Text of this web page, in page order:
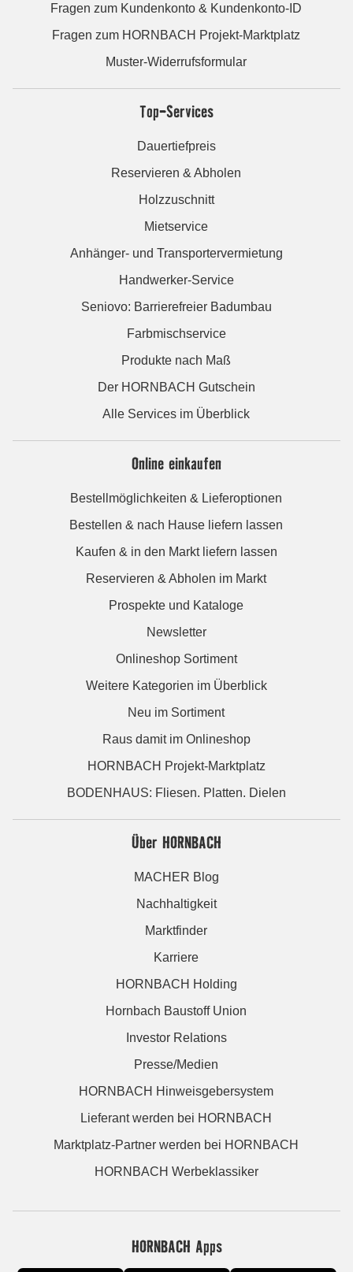
Fragen zum Kundenkonto & Kundenkonto-ID
Fragen zum HORNBACH Projekt-Marktplatz
Muster-Widerrufsformular
Top-Services
Dauertiefpreis
Reservieren & Abholen
Holzzuschnitt
Mietservice
Anhänger- und Transportervermietung
Handwerker-Service
Seniovo: Barrierefreier Badumbau
Farbmischservice
Produkte nach Maß
Der HORNBACH Gutschein
Alle Services im Überblick
Online einkaufen
Bestellmöglichkeiten & Lieferoptionen
Bestellen & nach Hause liefern lassen
Kaufen & in den Markt liefern lassen
Reservieren & Abholen im Markt
Prospekte und Kataloge
Newsletter
Onlineshop Sortiment
Weitere Kategorien im Überblick
Neu im Sortiment
Raus damit im Onlineshop
HORNBACH Projekt-Marktplatz
BODENHAUS: Fliesen. Platten. Dielen
Über HORNBACH
MACHER Blog
Nachhaltigkeit
Marktfinder
Karriere
HORNBACH Holding
Hornbach Baustoff Union
Investor Relations
Presse/Medien
HORNBACH Hinweisgebersystem
Lieferant werden bei HORNBACH
Marktplatz-Partner werden bei HORNBACH
HORNBACH Werbeklassiker
HORNBACH Apps